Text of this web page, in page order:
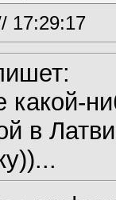
17:29:17
какой-
в